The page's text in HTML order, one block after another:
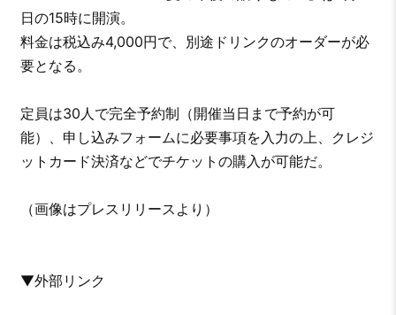
日の15時に開演。
料金は税込み4,000円で、別途ドリンクのオーダーが必
要となる。
定員は30人で完全予約制（開催当日まで予約が可
能）、申し込みフォームに必要事項を入力の上、クレジ
ットカード決済などでチケットの購入が可能だ。
（画像はプレスリリースより）
▼外部リンク